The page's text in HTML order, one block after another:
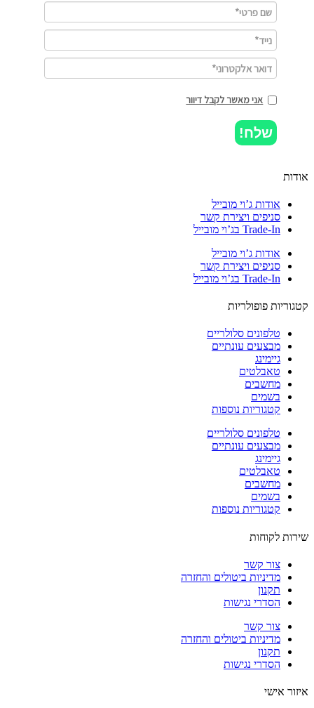
אני מאשר לקבל דיוור
שלח!
אודות ג’וי מובייל
סניפים ויצירת קשר
Trade-In בג’וי מובייל
אודות ג’וי מובייל
סניפים ויצירת קשר
Trade-In בג’וי מובייל
פופולריות
טלפונים סלולריים
מבצעים עונתיים
גיימינג
טאבלטים
מחשבים
בשמים
קטגוריות נוספות
טלפונים סלולריים
מבצעים עונתיים
גיימינג
טאבלטים
מחשבים
בשמים
קטגוריות נוספות
לקוחות
צור קשר
מדיניות ביטולים והחזרה
תקנון
הסדרי נגישות
צור קשר
מדיניות ביטולים והחזרה
תקנון
הסדרי נגישות
אישי